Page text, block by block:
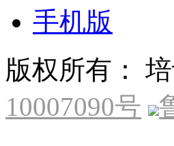
手机版
版权所有：
10007090号